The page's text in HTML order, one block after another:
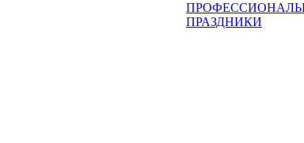
ПРАЗДНИКИ